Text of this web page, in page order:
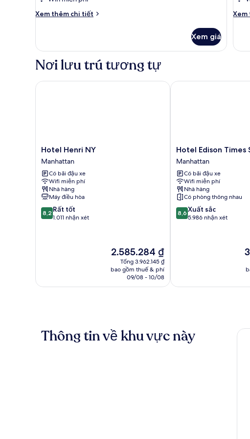
Xem thêm chi tiết
Chi
Two
Beds,
Xem giá
Chi
One
Nơi lưu trú tương tự
Hotel
Henri
NY
Manhattan
Hotel Henri NY
Manhattan
Có bãi đậu xe
Wifi miễn phí
Nhà hàng
Máy điều hòa
8.2
trên
8,2 Rất tốt
1.011 nhận xét
Giá
hiện
tại
2.585.284 ₫
2.585.284 ₫
Tổng 3.962.145 ₫
bao gồm thuế & phí
09/08 - 10/08
Hotel Henri NY
Hotel
Edison
Times
Square
Manhattan
Hotel Edison Times
Manhattan
Có bãi đậu xe
Wifi miễn phí
Nhà hàng
Có phòng thông nhau
8.6
trên
8,6 Xuất sắc
5.986 nhận xét
Hotel Edison Times
Thông tin về khu vực này